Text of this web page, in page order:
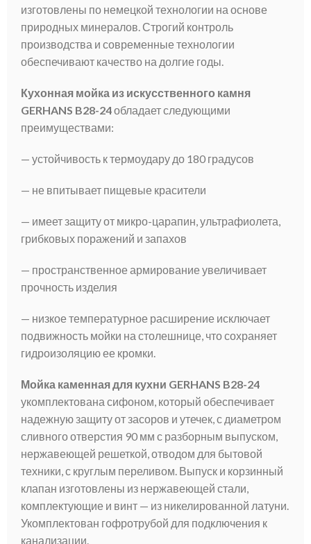
изготовлены по немецкой технологии на основе
природных минералов. Строгий контроль
производства и современные технологии
обеспечивают качество на долгие годы.
Кухонная мойка из искусственного камня
GERHANS B28-24обладает следующими
преимуществами:
— устойчивость к термоудару до 180 градусов
— не впитывает пищевые красители
— имеет защиту от микро-царапин, ультрафиолета,
грибковых поражений и запахов
— пространственное армирование увеличивает
прочность изделия
— низкое температурное расширение исключает
подвижность мойки на столешнице, что сохраняет
гидроизоляцию ее кромки.
Мойка каменная для кухни GERHANS B28-24
укомплектована сифоном, который обеспечивает
надежную защиту от засоров и утечек, с диаметром
сливного отверстия 90 мм с разборным выпуском,
нержавеющей решеткой, отводом для бытовой
техники, с круглым переливом. Выпуск и корзинный
клапан изготовлены из нержавеющей стали,
комплектующие и винт — из никелированной латуни.
Укомплектован гофротрубой для подключения к
канализации.